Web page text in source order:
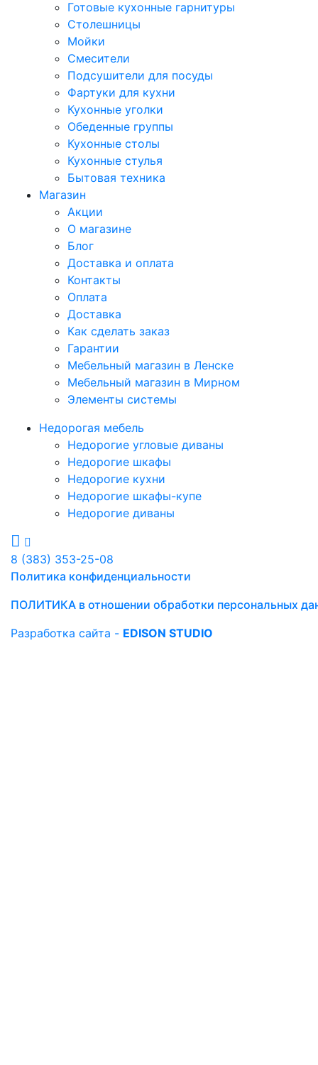
Готовые кухонные гарнитуры
Столешницы
Мойки
Смесители
Подсушители для посуды
Фартуки для кухни
Кухонные уголки
Обеденные группы
Кухонные столы
Кухонные стулья
Бытовая техника
Магазин
Акции
О магазине
Блог
Доставка и оплата
Контакты
Оплата
Доставка
Как сделать заказ
Гарантии
Мебельный магазин в Ленске
Мебельный магазин в Мирном
Элементы системы
Недорогая мебель
Недорогие угловые диваны
Недорогие шкафы
Недорогие кухни
Недорогие шкафы-купе
Недорогие диваны
8 (383) 353-25-08
Политика конфиденциальности
ПОЛИТИКА в отношении обработки персональных
Разработка сайта - EDISON STUDIO